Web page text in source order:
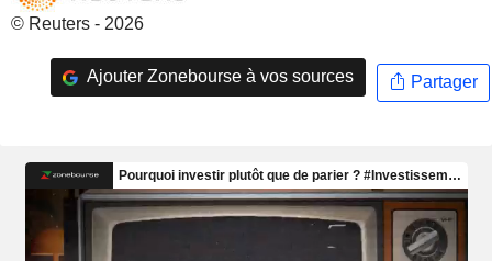
© Reuters - 2026
Ajouter Zonebourse à vos sources Partager